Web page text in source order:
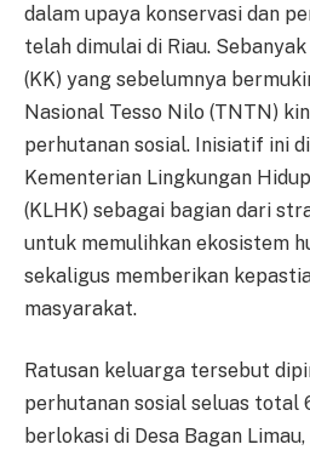
dalam upaya konservasi dan
telah dimulai di Riau.
(KK) yang sebelumnya
Nasional Tesso Nilo (TNTN)
perhutanan sosial. Inisiatif ini
Kementerian Lingkungan
(KLHK) sebagai bagian dari
untuk memulihkan ekosistem
sekaligus memberikan
masyarakat.
Ratusan keluarga tersebut
perhutanan sosial seluas total
berlokasi di Desa Bagan